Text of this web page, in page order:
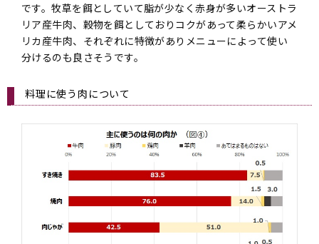
です。牧草を餌としていて脂が少なく赤身が多いオーストラ
リア産牛肉、穀物を餌としておりコクがあって柔らかいアメ
リカ産牛肉、それぞれに特徴がありメニューによって使い
分けるのも良さそうです。
料理に使う肉について